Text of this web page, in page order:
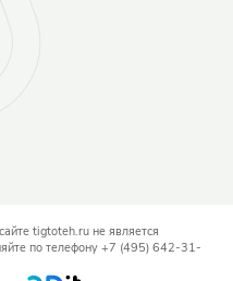
tigtoteh.ru не является
по телефону +7 (495) 642-31-